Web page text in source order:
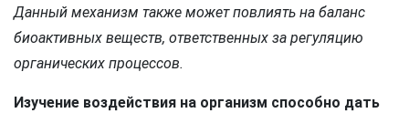
Данный механизм также может повлиять на баланс
биоактивных веществ, ответственных за регуляцию
органических процессов.
Изучение воздействия на организм способно дать